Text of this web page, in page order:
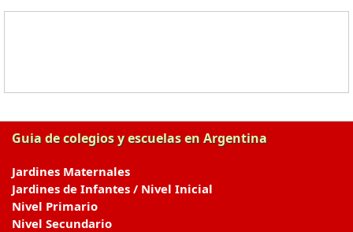
Guia de colegios y escuelas en Argentina
Jardines Maternales
Jardines de Infantes / Nivel Inicial
Nivel Primario
Nivel Secundario